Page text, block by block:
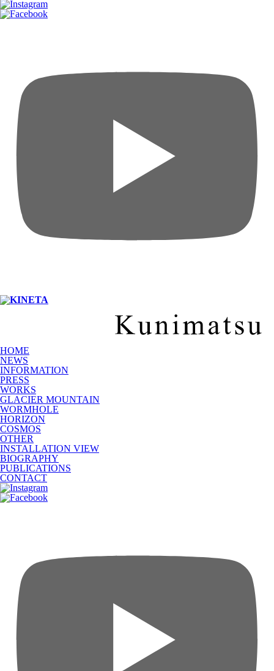
HOME
NEWS
INFORMATION
PRESS
WORKS
GLACIER MOUNTAIN
WORMHOLE
HORIZON
COSMOS
OTHER
INSTALLATION VIEW
BIOGRAPHY
PUBLICATIONS
CONTACT